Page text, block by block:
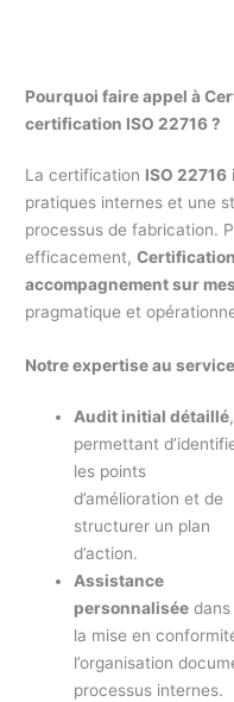
Pourquoi faire appel à
certification ISO 22716 ?
La certification ISO 22716
pratiques internes et une
processus de fabrication.
efficacement,
accompagnement sur
pragmatique et
Notre expertise au
Audit initial détaillé,
permettant
les points
d’amélioration et de
structurer un plan
d’action.
Assistance
personnalisée dans
la mise en
l’organisation
processus internes.